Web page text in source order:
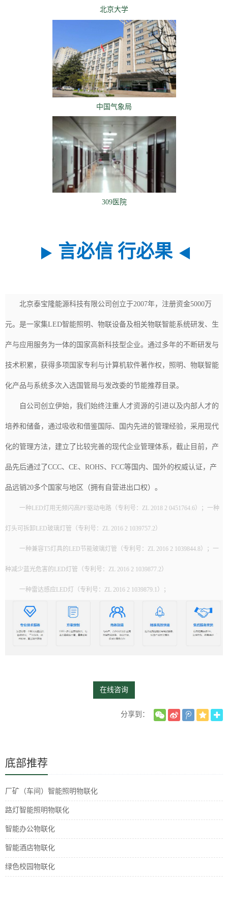
北京大学
中国气象局
309医院
▶ 言必信 行必果◀
北京泰宝隆能源科技有限公司创立于2007年，注册资金5000万
元。是一家集LED智能照明、物联设备及相关物联智能系统研发、生
产与应用服务为一体的国家高新科技型企业。通过多年的不断研发与
技术积累，获得多项国家专利与计算机软件著作权，照明、物联智能
化产品与系统多次入选国管局与发改委的节能推荐目录。
自公司创立伊始，我们始终注重人才资源的引进以及内部人才的
培养和储备，通过吸收和借鉴国际、国内先进的管理经验，采用现代
化的管理方法，建立了比较完善的现代企业管理体系，截止目前，产
品先后通过了CCC、CE、ROHS、FCC等国内、国外的权威认证，产
品远销20多个国家与地区（拥有自营进出口权）。
一种LED灯用无频闪高PF驱动电路（专利号：ZL 2018 2 0451764.6）；一种
灯头可拆卸LED玻璃灯管（专利号：ZL 2016 2 1039757.2）
一种兼容T5灯具的LED节能玻璃灯管（专利号：ZL 2016 2 1039844.8）；一
种减少蓝光危害的LED灯管（专利号：ZL 2016 2 1039877.2）
一种雷达感应LED灯（专利号：ZL 2016 2 1039879.1）；
在线咨询
分享到：
底部推荐
厂矿（车间）智能照明物联化
路灯智能照明物联化
智能办公物联化
智能酒店物联化
绿色校园物联化